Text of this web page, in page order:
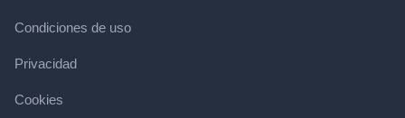
Condiciones de uso
Privacidad
Cookies